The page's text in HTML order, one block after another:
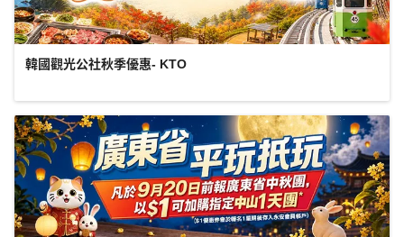
韓國觀光公社秋季優惠- KTO